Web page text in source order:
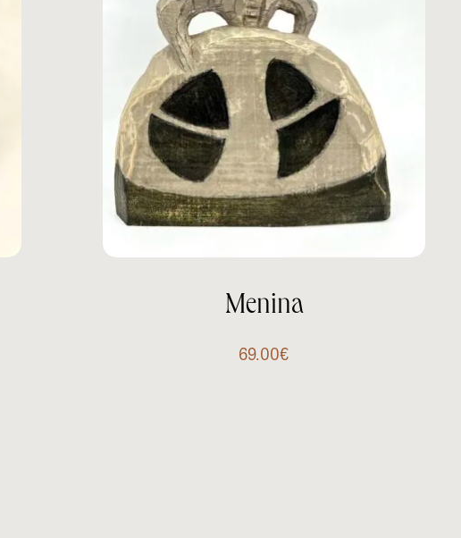
Menina
69.00€